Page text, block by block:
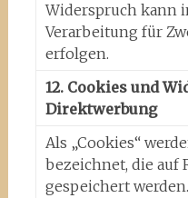
Widerspruch kann
Verarbeitung für
erfolgen.
12. Cookies und
Direktwerbung
Als „Cookies“
bezeichnet, die auf
gespeichert